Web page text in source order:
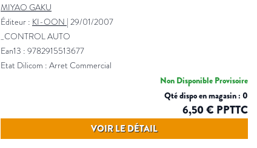
MIYAO GAKU
Éditeur : KI-OON | 29/01/2007
_CONTROL AUTO
Ean13 : 9782915513677
Etat Dilicom : Arret Commercial
Non Disponible Provisoire
Qté dispo en magasin : 0
6,50 € PPTTC
VOIR LE DÉTAIL